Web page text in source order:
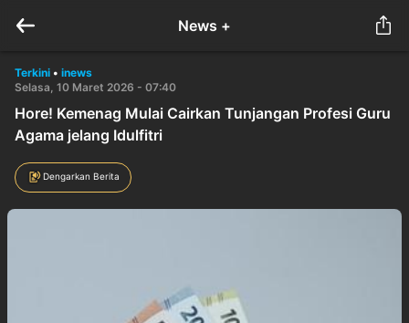
News +
Terkini • inews
Selasa, 10 Maret 2026 - 07:40
Hore! Kemenag Mulai Cairkan Tunjangan Profesi Guru
Agama jelang Idulfitri
Dengarkan Berita